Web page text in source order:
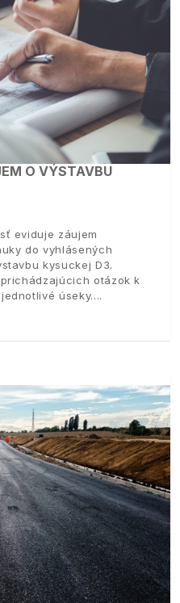
O VÝSTAVBU
eviduje záujem
do vyhlásených
kysuckej D3.
otázok k
úseky.